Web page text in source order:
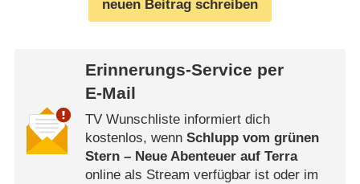
neuen Beitrag schreiben
Erinnerungs-Service per
E-Mail
TV Wunschliste informiert dich
kostenlos, wenn Schlupp vom grünen
Stern – Neue Abenteuer auf Terra
online als Stream verfügbar ist oder im